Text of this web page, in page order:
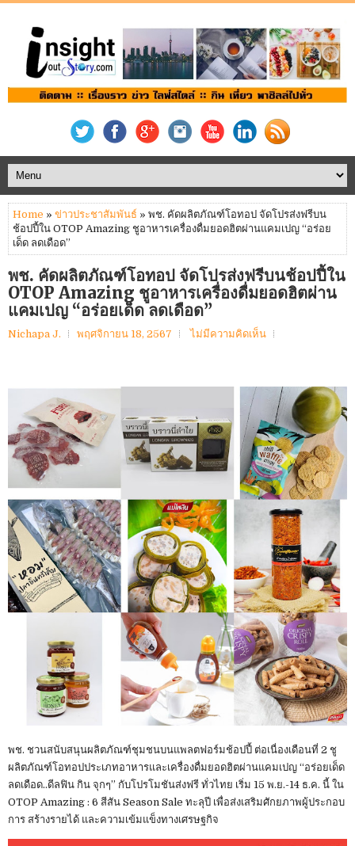
Home » ข่าวประชาสัมพันธ์ » พช. คัดผลิตภัณฑ์โอทอป จัดโปรส่งฟรีบน
ช้อปปี้ใน OTOP Amazing ชูอาหารเครื่องดื่มยอดฮิตผ่านแคมเปญ “อร่อย
เด็ด ลดเดือด”
พช. คัดผลิตภัณฑ์โอทอป จัดโปรส่งฟรีบนช้อปปี้ใน
OTOP Amazing ชูอาหารเครื่องดื่มยอดฮิตผ่าน
แคมเปญ “อร่อยเด็ด ลดเดือด”
Nichapa J. พฤศจิกายน 18, 2567 ไม่มีความคิดเห็น
พช. ชวนสนับสนุนผลิตภัณฑ์ชุมชนบนแพลตฟอร์มช้อปปี้ ต่อเนื่องเดือนที่ 2 ชู
ผลิตภัณฑ์โอทอปประเภทอาหารและเครื่องดื่มยอดฮิตผ่านแคมเปญ “อร่อยเด็ด
ลดเดือด..ดีลฟิน กิน จุกๆ” กับโปรโมชันส่งฟรี ทั่วไทย เริ่ม 15 พ.ย.-14 ธ.ค. นี้ ใน
OTOP Amazing : 6 สีสัน Season Sale ทะลุปี เพื่อส่งเสริมศักยภาพผู้ประกอบ
การ สร้างรายได้ และความเข้มแข็งทางเศรษฐกิจ